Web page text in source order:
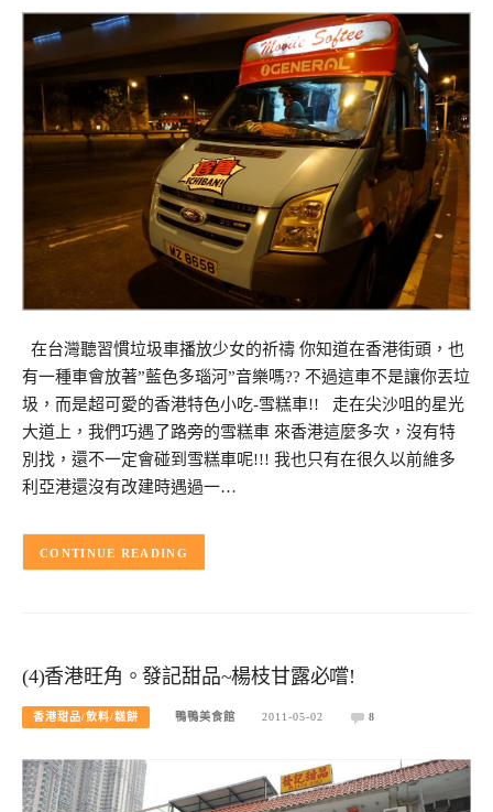
在台灣聽習慣垃圾車播放少女的祈禱 你知道在香港街頭，也
有一種車會放著”藍色多瑙河”音樂嗎?? 不過這車不是讓你丟垃
圾，而是超可愛的香港特色小吃-雪糕車!! 走在尖沙咀的星光
大道上，我們巧遇了路旁的雪糕車 來香港這麼多次，沒有特
別找，還不一定會碰到雪糕車呢!!! 我也只有在很久以前維多
利亞港還沒有改建時遇過一…
CONTINUE READING
(4)香港旺角。發記甜品~楊枝甘露必嚐!
香港甜品/飲料/糕餅 鴨鴨美食館 2011-05-02 8